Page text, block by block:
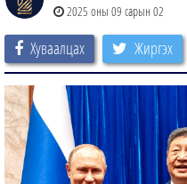
2025 оны 09 сарын 02
Хуваалцах Жиргэх